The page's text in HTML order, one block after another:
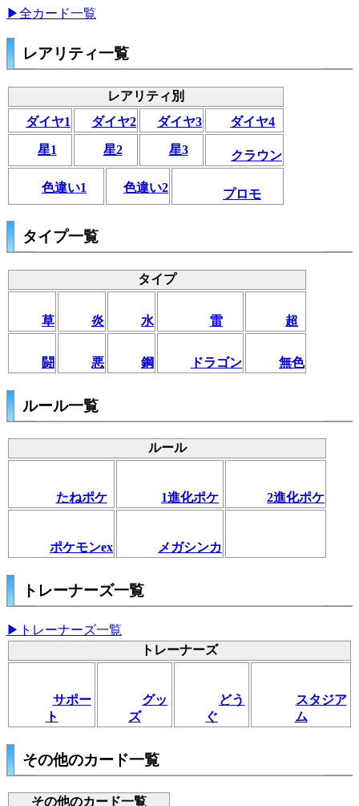
▶全カード一覧
レアリティ一覧
レアリティ別
ダイヤ1
ダイヤ2 ダイヤ3 ダイヤ4
星1 星2 星3 クラウン
色違い1 色違い2 プロモ
タイプ一覧
タイプ
草 炎 水 雷 超
闘 悪 鋼 ドラゴン 無色
ルール一覧
ルール
たねポケ 1進化ポケ 2進化ポケ
ポケモンex メガシンカ
トレーナーズ一覧
▶トレーナーズ一覧
トレーナーズ
サポー
ト
グッ
ズ
どう
ぐ
スタジア
ム
その他のカード一覧
その他のカード一覧